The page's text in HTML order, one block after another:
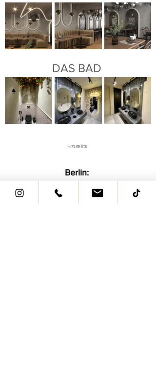
DAS BAD
< ZURÜCK
Berlin:
Bleibtreustraße 38/39
10623 Berlin